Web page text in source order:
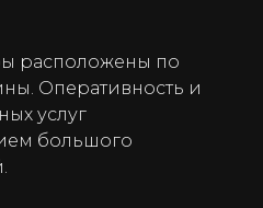
расположены по
Оперативность и
услуг
большого